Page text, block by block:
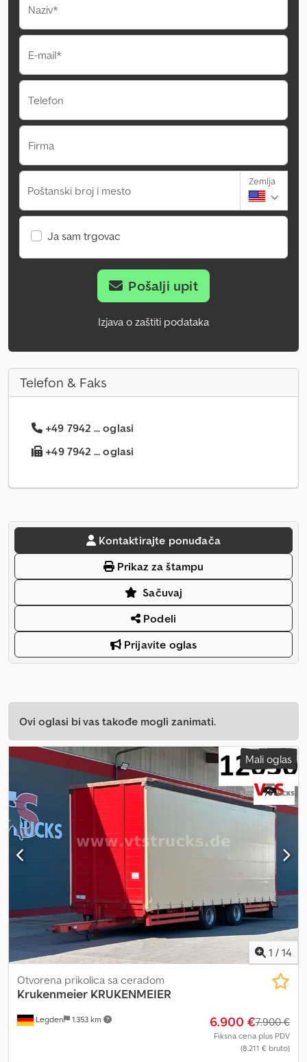
Naziv*
E-mail*
Telefon
Firma
Poštanski broj i mesto
Zemlja
Ja sam trgovac
Pošalji upit
Izjava o zaštiti podataka
Telefon & Faks
+49 7942 ... oglasi
+49 7942 ... oglasi
Kontaktirajte ponuđača
Prikaz za štampu
Sačuvaj
Podeli
Prijavite oglas
Ovi oglasi bi vas takođe mogli zanimati.
Mali oglas
1 / 14
Legden 1.353 km
Otvorena prikolica sa ceradom
Krukenmeier KRUKENMEIER
6.900 €7.900 €
Fiksna cena plus PDV
(8.211 € bruto)